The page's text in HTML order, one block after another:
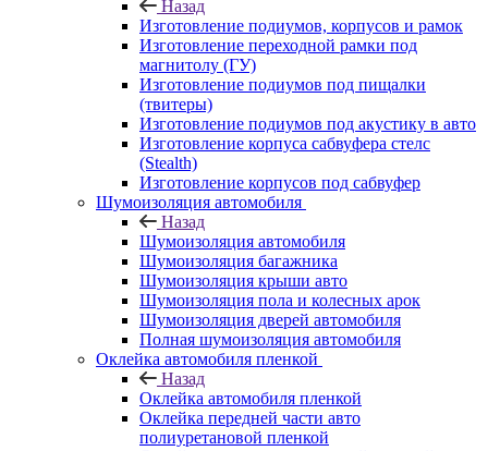
Назад
Изготовление подиумов, корпусов и рамок
Изготовление переходной рамки под
магнитолу (ГУ)
Изготовление подиумов под пищалки
(твитеры)
Изготовление подиумов под акустику в авто
Изготовление корпуса сабвуфера стелс
(Stealth)
Изготовление корпусов под сабвуфер
Шумоизоляция автомобиля
Назад
Шумоизоляция автомобиля
Шумоизоляция багажника
Шумоизоляция крыши авто
Шумоизоляция пола и колесных арок
Шумоизоляция дверей автомобиля
Полная шумоизоляция автомобиля
Оклейка автомобиля пленкой
Назад
Оклейка автомобиля пленкой
Оклейка передней части авто
полиуретановой пленкой